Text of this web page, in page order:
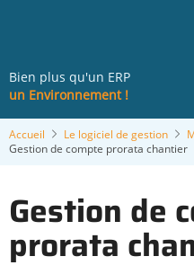
Bien plus qu'un ERP
un Environnement !
Accueil Le logiciel de gestion
Gestion de compte prorata chantier
Gestion de
prorata